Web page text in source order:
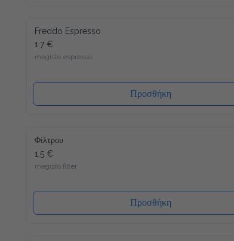
Freddo Espresso
1.7 €
megisto espresso
Προσθήκη
Φίλτρου
1.5 €
megisto filter
Προσθήκη